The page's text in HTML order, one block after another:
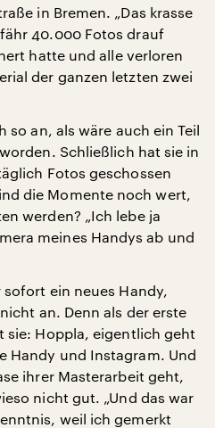
in Bremen. „Das krasse
40.000 Fotos drauf
hatte und alle verloren
der ganzen letzten zwei
so an, als wäre auch ein Teil
Schließlich hat sie in
Fotos geschossen
die Momente noch wert,
werden? „Ich lebe ja
meines Handys ab und
ein neues Handy,
an. Denn als der erste
sie: Hoppla, eigentlich geht
Handy und Instagram. Und
ihrer Masterarbeit geht,
nicht gut. „Und das war
weil ich gemerkt